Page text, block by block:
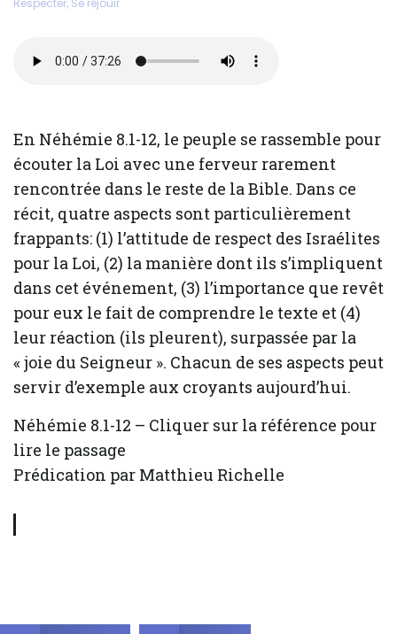
Respecter, Se réjouir
En Néhémie 8.1-12, le peuple se rassemble pour
écouter la Loi avec une ferveur rarement
rencontrée dans le reste de la Bible. Dans ce
récit, quatre aspects sont particulièrement
frappants: (1) l’attitude de respect des Israélites
pour la Loi, (2) la manière dont ils s’impliquent
dans cet événement, (3) l’importance que revêt
pour eux le fait de comprendre le texte et (4)
leur réaction (ils pleurent), surpassée par la
« joie du Seigneur ». Chacun de ses aspects peut
servir d’exemple aux croyants aujourd’hui.
Néhémie 8.1-12 – Cliquer sur la référence pour
lire le passage
Prédication par Matthieu Richelle